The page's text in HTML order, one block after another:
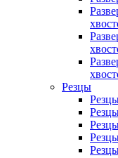
Резцы